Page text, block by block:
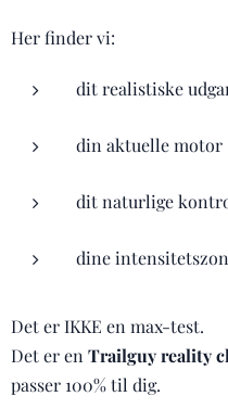
Her finder vi:
dit realistiske
din aktuelle motor
dit naturlige
dine
Det er IKKE en max-test.
Det er en Trailguy reality
passer 100% til dig.